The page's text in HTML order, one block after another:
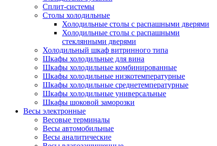
Сплит-системы
Столы холодильные
Холодильные столы с распашными дверями
Холодильные столы с распашными
стеклянными дверями
Холодильный шкаф витринного типа
Шкафы холодильные для вина
Шкафы холодильные комбинированные
Шкафы холодильные низкотемпературные
Шкафы холодильные среднетемпературные
Шкафы холодильные универсальные
Шкафы шоковой заморозки
Весы электронные
Весовые терминалы
Весы автомобильные
Весы аналитические